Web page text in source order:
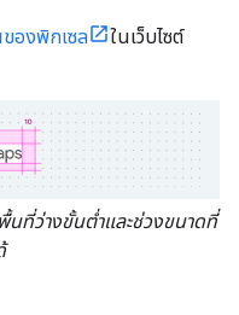
องพิกเซล
ในเว็บไซต์
นที่ว่างขั้นต่ำและช่วงขนาดที่